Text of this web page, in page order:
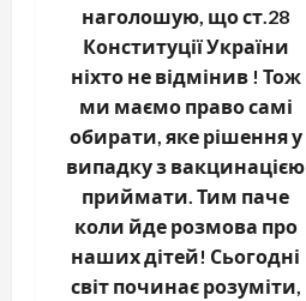
наголошую, що ст.28
Конституції України
ніхто не відмінив ! Тож
ми маємо право самі
обирати, яке рішення у
випадку з вакцинацією
приймати. Тим паче
коли йде розмова про
наших дітей! Сьогодні
світ починає розуміти,